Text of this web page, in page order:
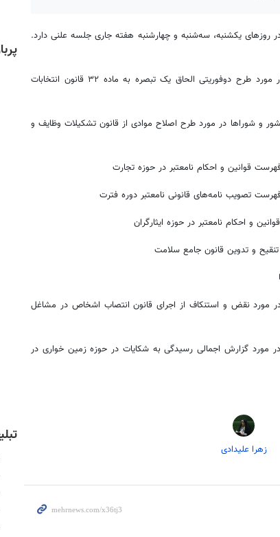
یکشنبه، سه‌شنبه و چهارشنبه هفته جاری جلسه علنی دارد.
گزارش کمیسیون امور داخلی کشور و شوراها در مورد طرح دوفوریتی الحاق یک تبصره به ماده ۳۲ قانون انتخابات
و شوراها در مورد طرح اصلاح موادی از قانون تشکیلات وظایف و
قوانین و احکام نامعتبر در حوزه تجارت
تصویب نامه‌های قانونی نامعتبر دوره فترت
و احکام نامعتبر در حوزه ایثارگران
و تدوین قانون جامع سلامت
نقض و استنکاف از اجرای قانون انتصاب اشخاص در مشاغل
در مورد گزارش اجمالی رسیدگی به شکایات در حوزه زمین خواری در
زهرا علیدادی